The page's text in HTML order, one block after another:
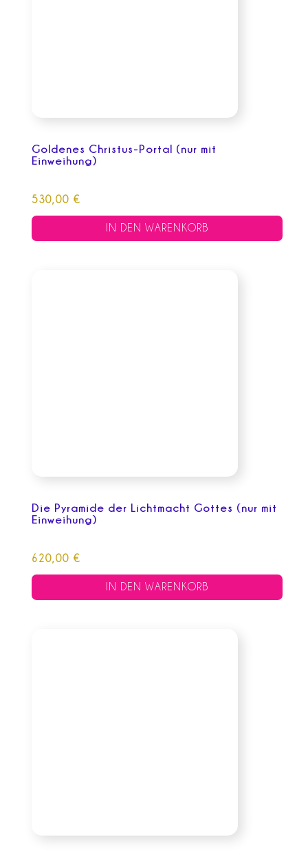
Goldenes Christus-Portal (nur mit
Einweihung)
530,00€
IN DEN WARENKORB
Die Pyramide der Lichtmacht Gottes (nur mit
Einweihung)
620,00€
IN DEN WARENKORB